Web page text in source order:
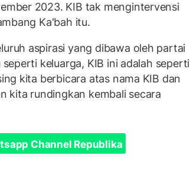
2023. KIB tak mengintervensi
Ka'bah itu.
aspirasi yang dibawa oleh partai
keluarga, KIB ini adalah seperti
kita berbicara atas nama KIB dan
kita rundingkan kembali secara
Channel Republika